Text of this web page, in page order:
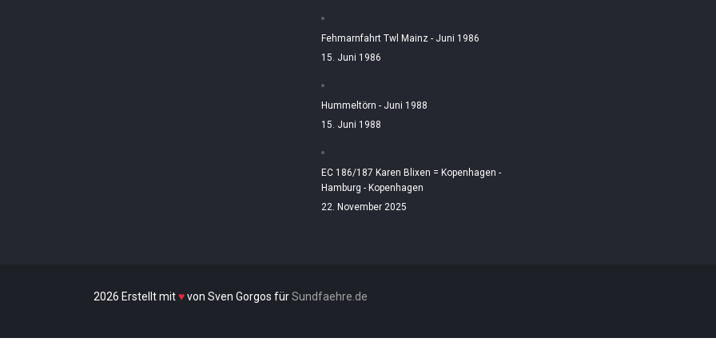
Fehmarnfahrt Twl Mainz - Juni 1986
15. Juni 1986
Hummeltörn - Juni 1988
15. Juni 1988
EC 186/187 Karen Blixen = Kopenhagen -
Hamburg - Kopenhagen
22. November 2025
2026 Erstellt mit♥von Sven Gorgos fürSundfaehre.de